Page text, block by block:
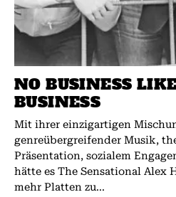
NO BUSINESS
BUSINESS
Mit ihrer einzigartigen
genreübergreifender Musik,
Präsentation, sozialem
hätte es The Sensational Alex
mehr Platten zu...